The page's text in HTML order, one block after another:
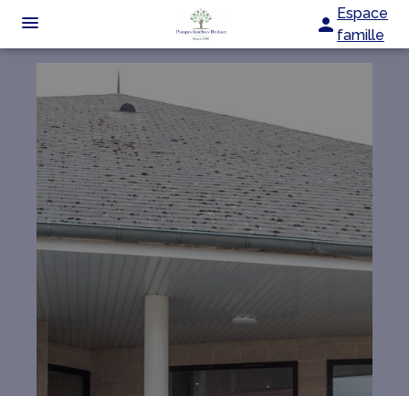
Espace
famille
ORGANISER DES OBSÈQUES
PRÉVOIR SES OBSÈQUES
MONUMENTS FUNÉRAIRES
NOTRE AGENCE
CHAMBRE FUNÉRAIRE
NOTRE HISTOIRE
SERVICES AUX FAMILLES
ESPACES HOMMAGES